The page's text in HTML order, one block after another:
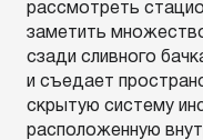
рассмотреть
заметить
сзади сливного
и съедает
скрытую систему
расположенную